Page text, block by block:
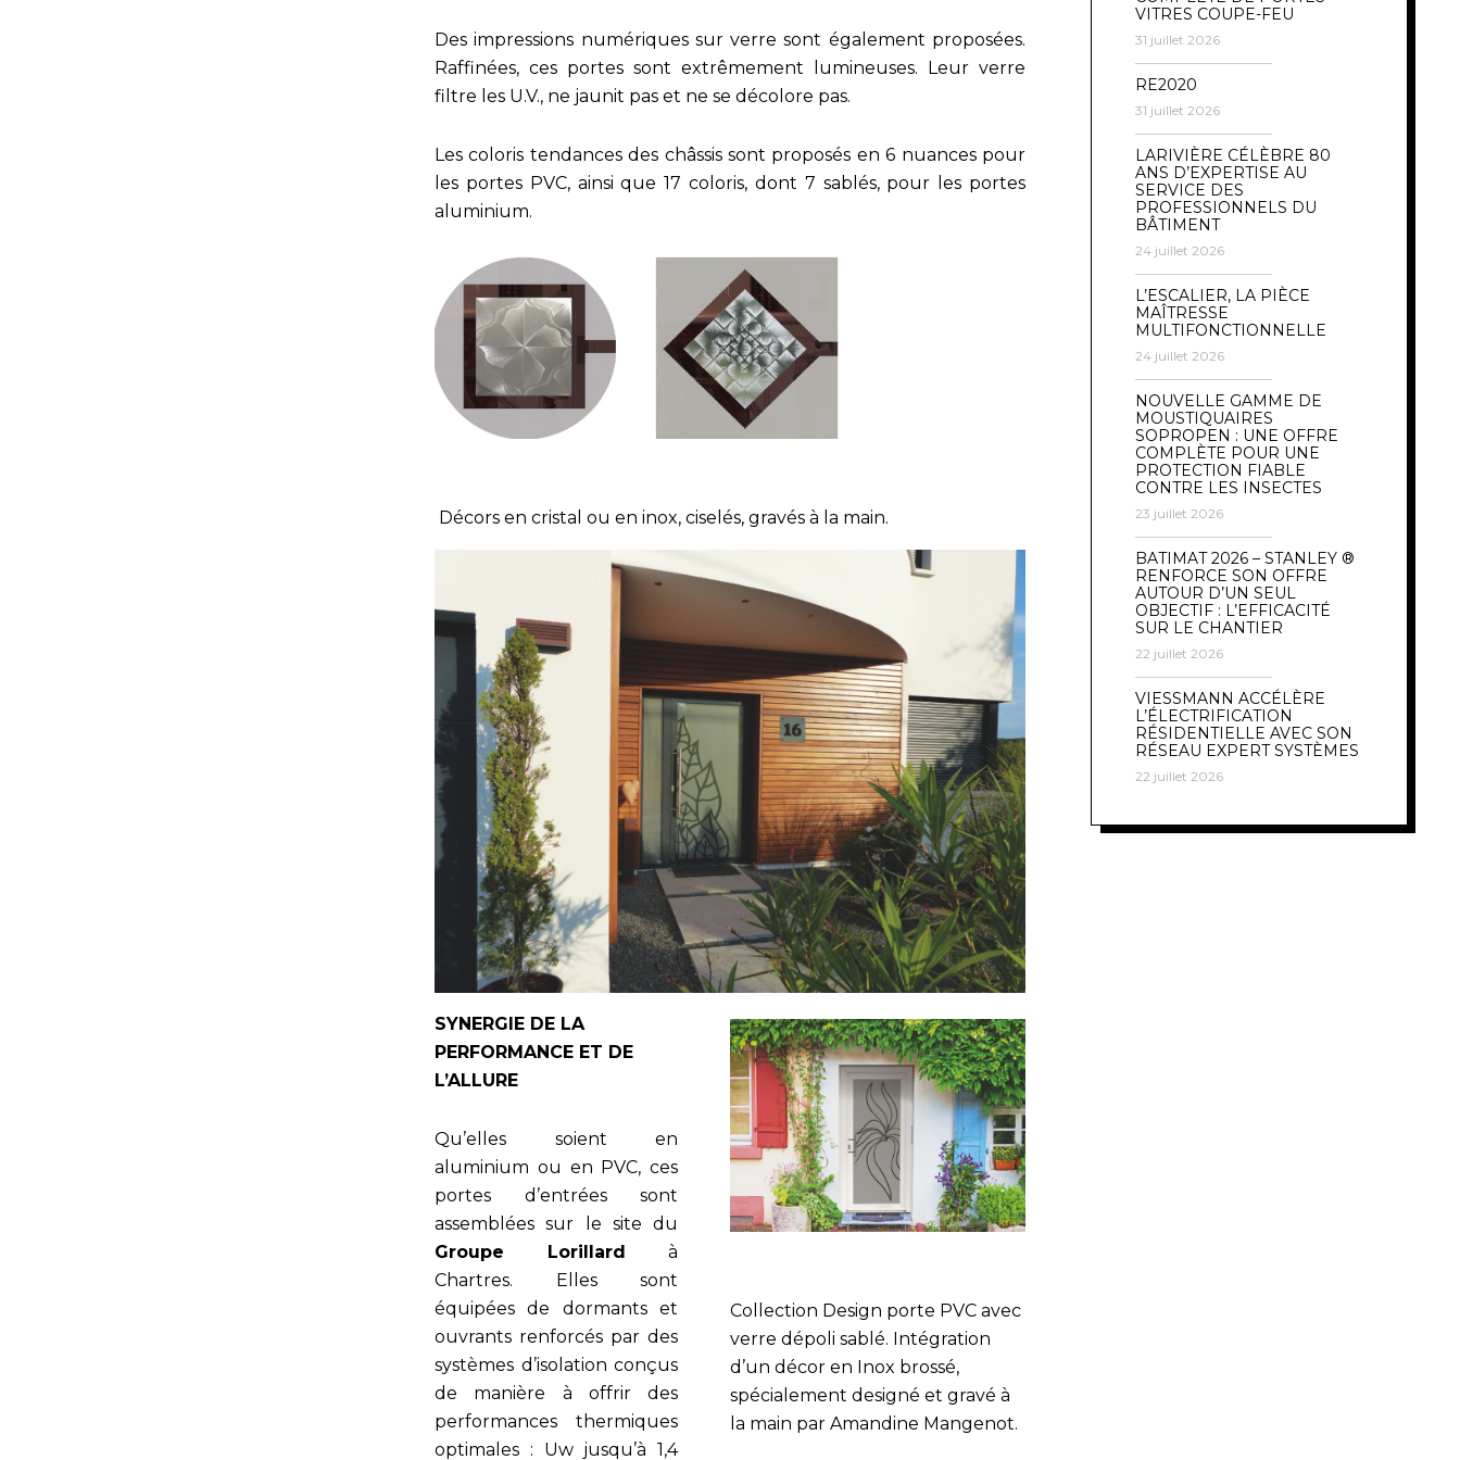
Des impressions numériques sur verre sont également proposées.
Raffinées, ces portes sont extrêmement lumineuses. Leur verre
filtre les U.V., ne jaunit pas et ne se décolore pas.
Les coloris tendances des châssis sont proposés en 6 nuances pour
les portes PVC, ainsi que 17 coloris, dont 7 sablés, pour les portes
aluminium.
Décors en cristal ou en inox, ciselés, gravés à la main.
Collection Design porte PVC avec
verre dépoli sablé. Intégration
d’un décor en Inox brossé,
spécialement designé et gravé à
la main par Amandine Mangenot.
SYNERGIE DE LA
PERFORMANCE ET DE
L’ALLURE
Qu’elles soient en
aluminium ou en PVC, ces
portes d’entrées sont
assemblées sur le site du
Groupe Lorillard à
Chartres. Elles sont
équipées de dormants et
ouvrants renforcés par des
systèmes d’isolation conçus
de manière à offrir des
performances thermiques
optimales : Uw jusqu’à 1,4
VITRES COUPE-FEU
31 juillet 2026
RE2020
31 juillet 2026
LARIVIÈRE CÉLÈBRE 80
ANS D’EXPERTISE AU
SERVICE DES
PROFESSIONNELS DU
BÂTIMENT
24 juillet 2026
L’ESCALIER, LA PIÈCE
MAÎTRESSE
MULTIFONCTIONNELLE
24 juillet 2026
NOUVELLE GAMME DE
MOUSTIQUAIRES
SOPROPEN : UNE OFFRE
COMPLÈTE POUR UNE
PROTECTION FIABLE
CONTRE LES INSECTES
23 juillet 2026
BATIMAT 2026 – STANLEY ®
RENFORCE SON OFFRE
AUTOUR D’UN SEUL
OBJECTIF : L’EFFICACITÉ
SUR LE CHANTIER
22 juillet 2026
VIESSMANN ACCÉLÈRE
L’ÉLECTRIFICATION
RÉSIDENTIELLE AVEC SON
RÉSEAU EXPERT SYSTÈMES
22 juillet 2026